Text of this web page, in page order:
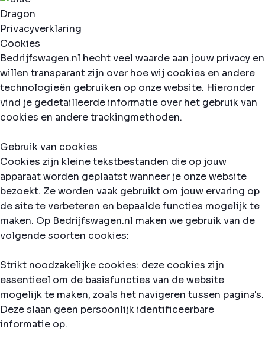
Privacyverklaring
Cookies
Bedrijfswagen.nl hecht veel waarde aan jouw privacy en
willen transparant zijn over hoe wij cookies en andere
technologieën gebruiken op onze website. Hieronder
vind je gedetailleerde informatie over het gebruik van
cookies en andere trackingmethoden.
Gebruik van cookies
Cookies zijn kleine tekstbestanden die op jouw
apparaat worden geplaatst wanneer je onze website
bezoekt. Ze worden vaak gebruikt om jouw ervaring op
de site te verbeteren en bepaalde functies mogelijk te
maken. Op Bedrijfswagen.nl maken we gebruik van de
volgende soorten cookies:
Strikt noodzakelijke cookies: deze cookies zijn
essentieel om de basisfuncties van de website
mogelijk te maken, zoals het navigeren tussen pagina's.
Deze slaan geen persoonlijk identificeerbare
informatie op.